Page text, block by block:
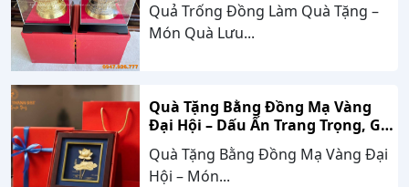
Quả Trống Đồng Làm Quà Tặng –
Món Quà Lưu...
Quà Tặng Bằng Đồng Mạ Vàng
Đại Hội – Dấu Ấn Trang Trọng, Giá
Trị Bền Vững Theo Thời Gian
Quà Tặng Bằng Đồng Mạ Vàng Đại
Hội – Món...